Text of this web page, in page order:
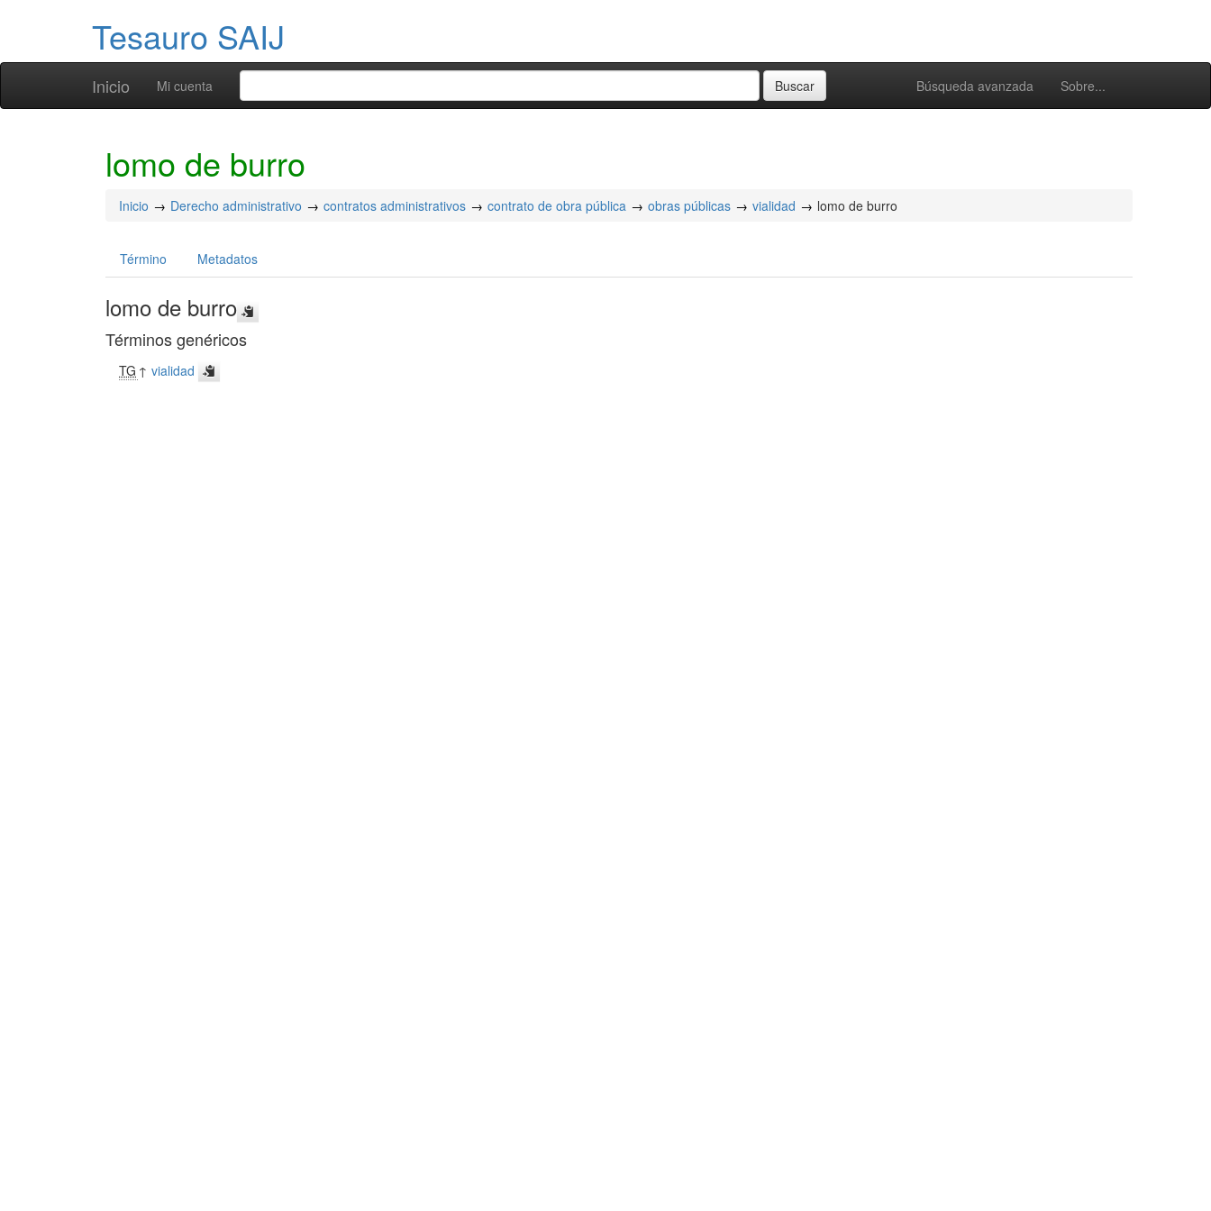
Tesauro SAIJ
Inicio Búsqueda avanzada Sobre...
Mi cuenta
lomo de burro
Inicio Derecho administrativo contratos administrativos contrato de obra pública obras públicas vialidad lomo de burro
Término Metadatos
lomo de burro
Términos genéricos
TG ↑vialidad